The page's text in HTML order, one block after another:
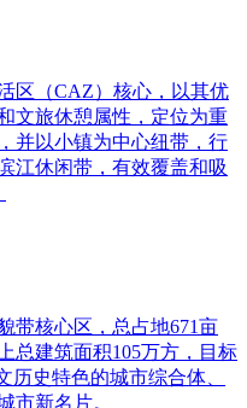
区（CAZ）核心，以其优
文旅休憩属性，定位为重
并以小镇为中心纽带，行
江休闲带，有效覆盖和吸
带核心区，总占地671亩
总建筑面积105万方，目标
历史特色的城市综合体、
市新名片。